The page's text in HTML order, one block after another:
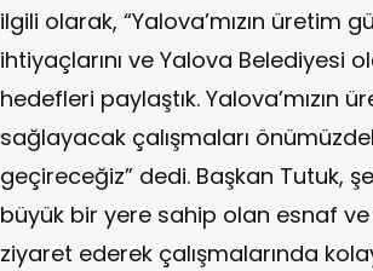
ilgili olarak, “Yalova’mızın üretim
ihtiyaçlarını ve Yalova Belediyesi
hedefleri paylaştık. Yalova’mızın
sağlayacak çalışmaları
geçireceğiz” dedi. Başkan Tutuk,
büyük bir yere sahip olan esnaf
ziyaret ederek çalışmalarında